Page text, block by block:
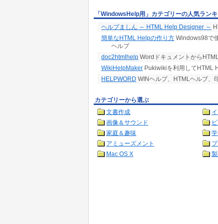
「WindowsHelp用」カテゴリーの人気ラン
ヘルプましん ～ HTML Help Designer ～
簡単なHTML Helpの作り方 Windows98で
ヘルプ
doc2htmlhelp Wordドキュメントから
WikiHelpMaker Pukiwikiを利用してHTML
HELPWORD WINヘルプ、HTMLヘルプ、
カテゴリーから選ぶ
文書作成
画像＆サウンド
家庭＆趣味
アミューズメント
Mac OS X